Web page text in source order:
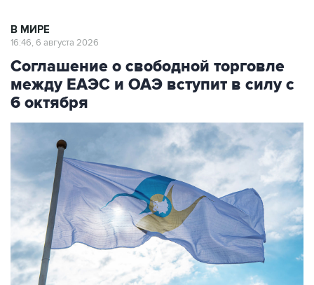
В МИРЕ
16:46, 6 августа 2026
Соглашение о свободной торговле
между ЕАЭС и ОАЭ вступит в силу с
6 октября